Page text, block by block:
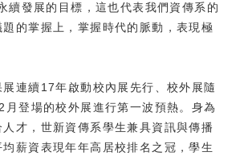
續發展的目標，這也代表我們資傳系的
的掌握上，掌握時代的脈動，表現極
連續17年啟動校內展先行、校外展隨
月登場的校外展進行第一波預熱。身為
才，世新資傳系學生兼具資訊與傳播
薪資表現年年高居校排名之冠，學生